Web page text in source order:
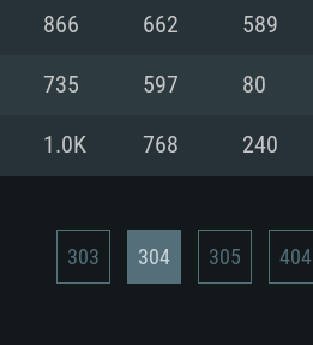
(client complet)
(client complet)
(client complet)
866 662 589
735 597 80
1.0K 768 240
303 304 305 404